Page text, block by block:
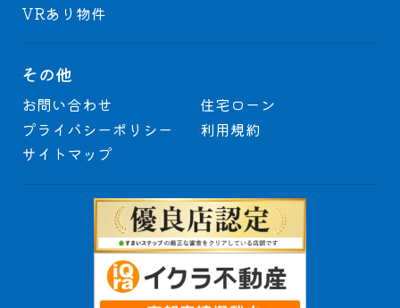
VRあり物件
その他
お問い合わせ
住宅ローン
プライバシーポリシー
利用規約
サイトマップ